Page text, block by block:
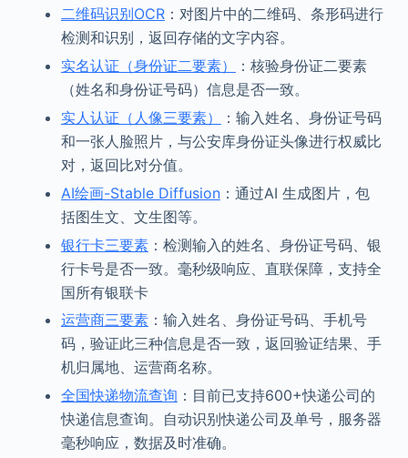
二维码识别OCR：对图片中的二维码、条形码进行
检测和识别，返回存储的文字内容。
实名认证（身份证二要素）
：核验身份证二要素
（姓名和身份证号码）信息是否一致。
实人认证（人像三要素）
：输入姓名、身份证号码
和一张人脸照片，与公安库身份证头像进行权威比
对，返回比对分值。
AI绘画-Stable Diffusion：通过AI 生成图片，包
括图生文、文生图等。
银行卡三要素：检测输入的姓名、身份证号码、银
行卡号是否一致。毫秒级响应、直联保障，支持全
国所有银联卡
运营商三要素：输入姓名、身份证号码、手机号
码，验证此三种信息是否一致，返回验证结果、手
机归属地、运营商名称。
全国快递物流查询 ：目前已支持600+快递公司的
快递信息查询。自动识别快递公司及单号，服务器
毫秒响应，数据及时准确。